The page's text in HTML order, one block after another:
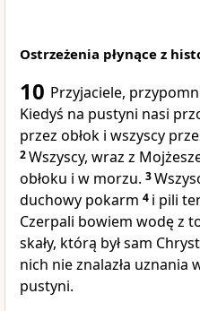
Ostrzeżenia płynące z
10 Przyjaciele,
Kiedyś na pustyni nasi
przez obłok i wszyscy
2Wszyscy, wraz z
obłoku i w morzu. 3
duchowy pokarm 4 i pili
Czerpali bowiem wodę z
skały, którą był sam
nich nie znalazła uznania
pustyni.